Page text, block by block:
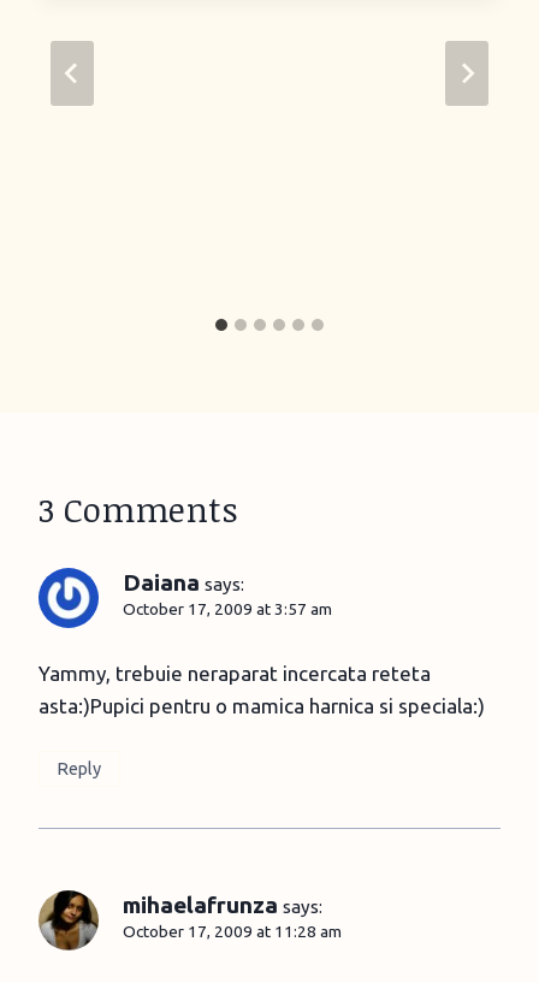
3 Comments
Daiana says:
October 17, 2009 at 3:57 am
Yammy, trebuie neraparat incercata reteta
asta:)Pupici pentru o mamica harnica si speciala:)
Reply
mihaelafrunza says:
October 17, 2009 at 11:28 am